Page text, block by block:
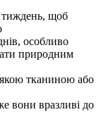
тиждень, щоб
особливо
природним
тканиною або
вони вразливі до